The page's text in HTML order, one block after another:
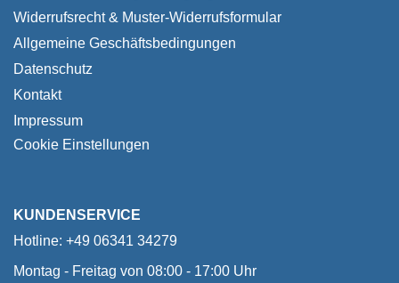
Widerrufsrecht & Muster-Widerrufsformular
Allgemeine Geschäftsbedingungen
Datenschutz
Kontakt
Impressum
Cookie Einstellungen
KUNDENSERVICE
Hotline: +49 06341 34279
Montag - Freitag von 08:00 - 17:00 Uhr